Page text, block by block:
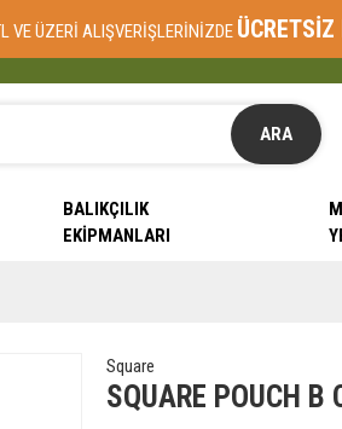
VE ÜZERİ ALIŞVERİŞLERİNİZDE ÜCRETSİZ
ARA
BALIKÇILIK
EKIPMANLARI
Square
SQUARE POUCH